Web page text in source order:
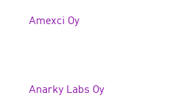
Amexci Oy
Anarky Labs Oy